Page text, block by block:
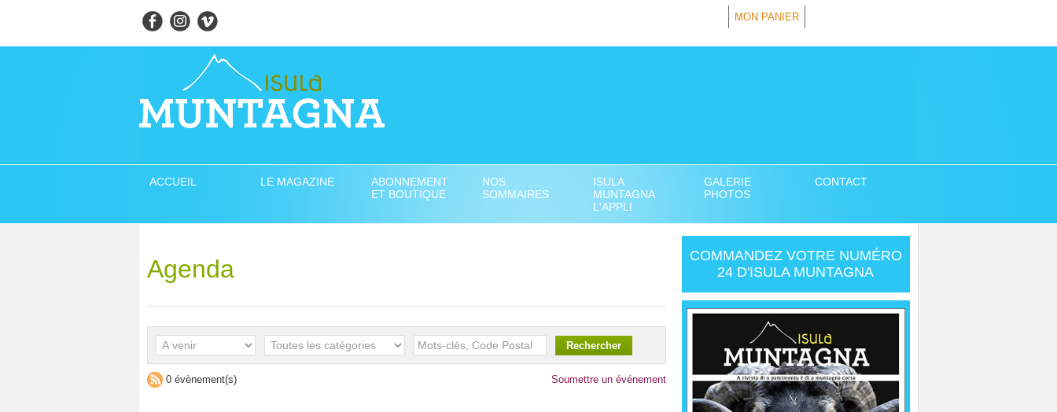
MON PANIER
ACCUEIL LE MAGAZINE
ABONNEMENT
ET BOUTIQUE
NOS
SOMMAIRES
ISULA
MUNTAGNA
L'APPLI
GALERIE
PHOTOS
CONTACT
Agenda
0 évènement(s) Soumettre un événement
COMMANDEZ VOTRE NUMÉRO
24 D'ISULA MUNTAGNA